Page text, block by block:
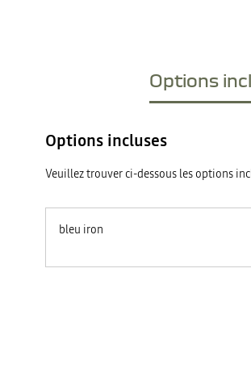
Options
Options incluses
Veuillez trouver ci-dessous les options
bleu iron